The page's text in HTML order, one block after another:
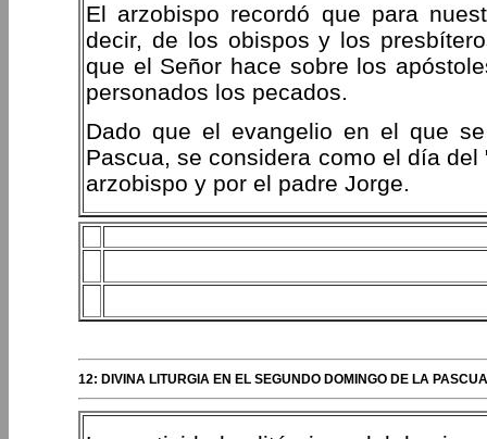
El arzobispo recordó que para
decir, de los obispos y los
que el Señor hace sobre los
personados los pecados.
Dado que el evangelio en el que
Pascua, se considera como el día
arzobispo y por el padre Jorge.
12: DIVINA LITURGIA EN EL SEGUNDO DOMINGO DE LA